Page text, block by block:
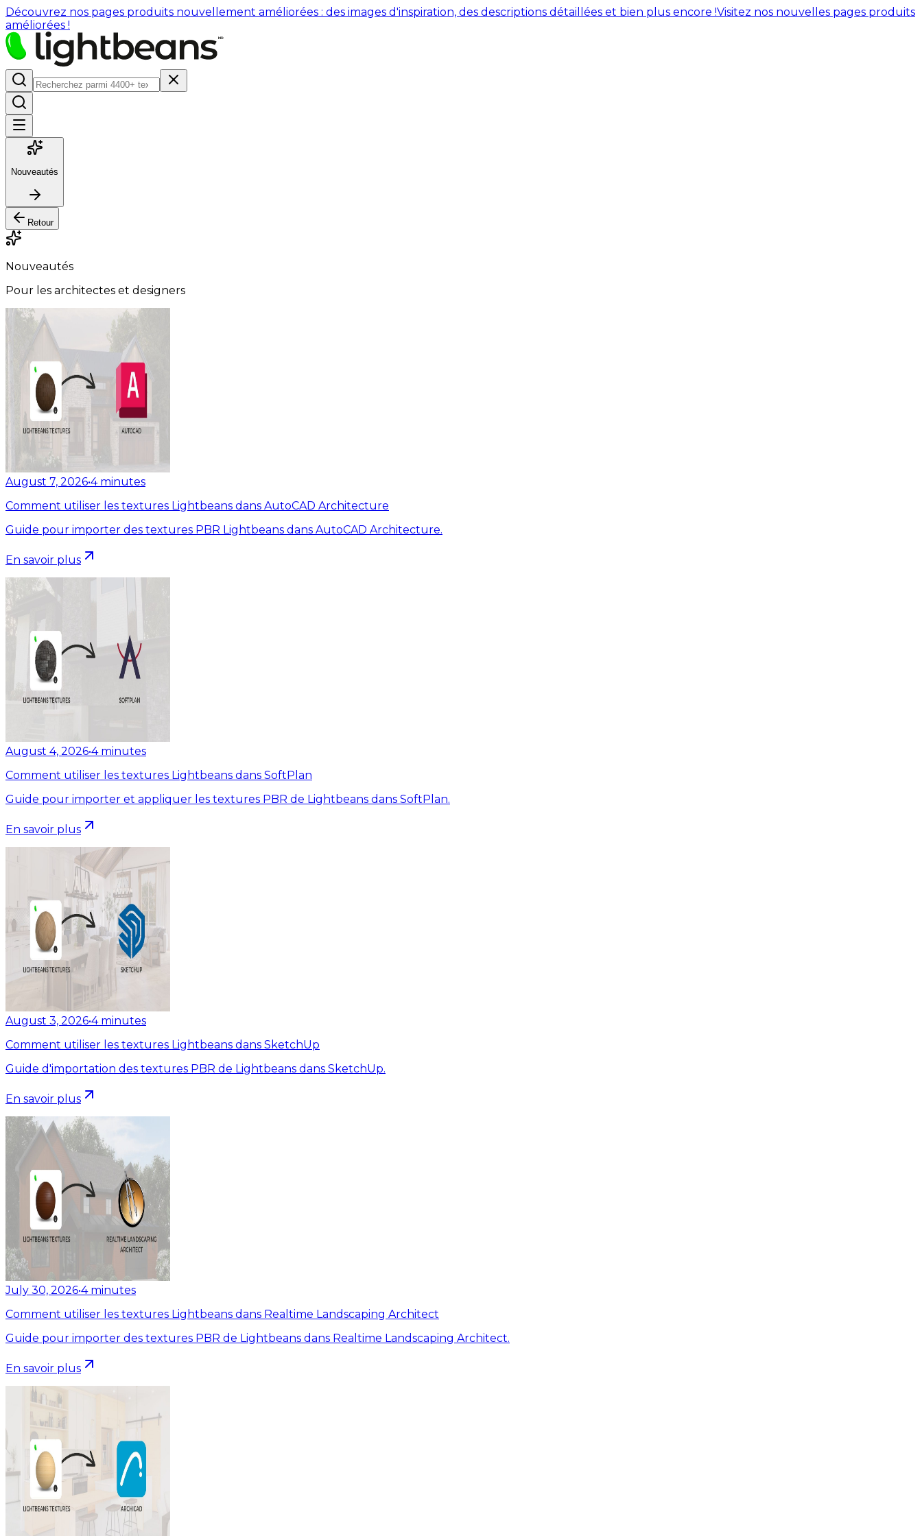
Découvrez nos pages produits nouvellement améliorées : des images d'inspiration, des descriptions détaillées et bien plus encore !Visitez nos nouvelles pages produits
améliorées !
Nouveautés
Retour
Nouveautés
Pour les architectes et designers
August 7, 2026•4 minutes
Comment utiliser les textures Lightbeans dans AutoCAD Architecture
Guide pour importer des textures PBR Lightbeans dans AutoCAD Architecture.
En savoir plus
August 4, 2026•4 minutes
Comment utiliser les textures Lightbeans dans SoftPlan
Guide pour importer et appliquer les textures PBR de Lightbeans dans SoftPlan.
En savoir plus
August 3, 2026•4 minutes
Comment utiliser les textures Lightbeans dans SketchUp
Guide d'importation des textures PBR de Lightbeans dans SketchUp.
En savoir plus
July 30, 2026•4 minutes
Comment utiliser les textures Lightbeans dans Realtime Landscaping Architect
Guide pour importer des textures PBR de Lightbeans dans Realtime Landscaping Architect.
En savoir plus